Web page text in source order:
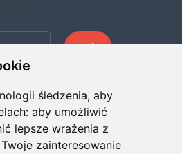
śledzenia, aby
aby umożliwić
lepsze wrażenia z
zainteresowanie
wczesne oferty